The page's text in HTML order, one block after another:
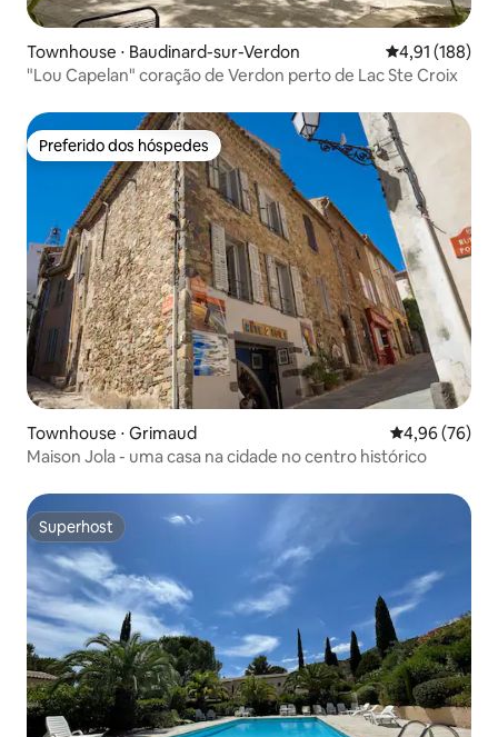
Townhouse ⋅ Baudinard-sur-Verdon 4,91 de uma
4,91 (188)
"Lou Capelan" coração de Verdon perto de Lac Ste Croix
Preferido dos hóspedes
Preferido dos hóspedes
Townhouse ⋅ Grimaud 4,96 de uma
4,96 (76)
Maison Jola - uma casa na cidade no centro histórico
Superhost
Superhost